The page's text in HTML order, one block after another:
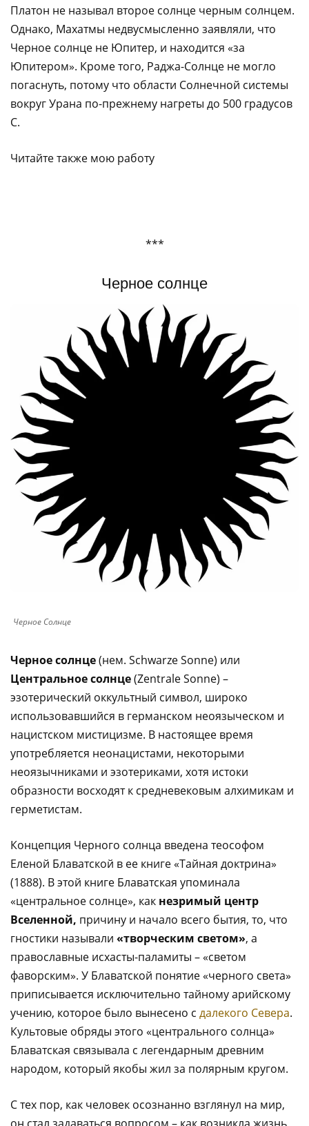
Платон не называл второе солнце черным солнцем.
Однако, Махатмы недвусмысленно заявляли, что
Черное солнце не Юпитер, и находится «за
Юпитером». Кроме того, Раджа-Солнце не могло
погаснуть, потому что области Солнечной системы
вокруг Урана по-прежнему нагреты до 500 градусов
С.
Читайте также мою работу
***
Черное солнце
Черное Солнце
Черное солнце(нем. Schwarze Sonne) или
Центральное солнце(Zentrale Sonne) –
эзотерический оккультный символ, широко
использовавшийся в германском неоязыческом и
нацистском мистицизме. В настоящее время
употребляется неонацистами, некоторыми
неоязычниками и эзотериками, хотя истоки
образности восходят к средневековым алхимикам и
герметистам.
Концепция Черного солнца введена теософом
Еленой Блаватской в ее книге «Тайная доктрина»
(1888). В этой книге Блаватская упоминала
«центральное солнце», как незримый центр
Вселенной, причину и начало всего бытия, то, что
гностики называли «творческим светом», а
православные исхасты-паламиты – «светом
фаворским». У Блаватской понятие «черного света»
приписывается исключительно тайному арийскому
учению, которое было вынесено с далекого Севера.
Культовые обряды этого «центрального солнца»
Блаватская связывала с легендарным древним
народом, который якобы жил за полярным кругом.
С тех пор, как человек осознанно взглянул на мир,